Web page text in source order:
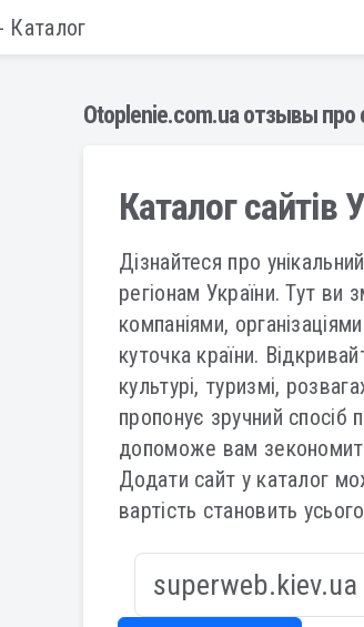
- Каталог
Otoplenie.com.ua отзывы про
Каталог сайтів
Дізнайтеся про
регіонам України. Тут ви
компаніями,
куточка країни.
культурі, туризмі,
пропонує зручний спосіб
допоможе вам
Додати сайт у каталог
вартість становить